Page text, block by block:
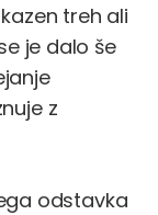
treh ali
je dalo še
z
odstavka